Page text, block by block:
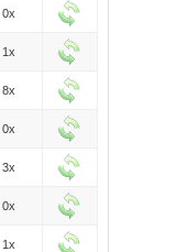
0x
1x
8x
0x
3x
0x
1x